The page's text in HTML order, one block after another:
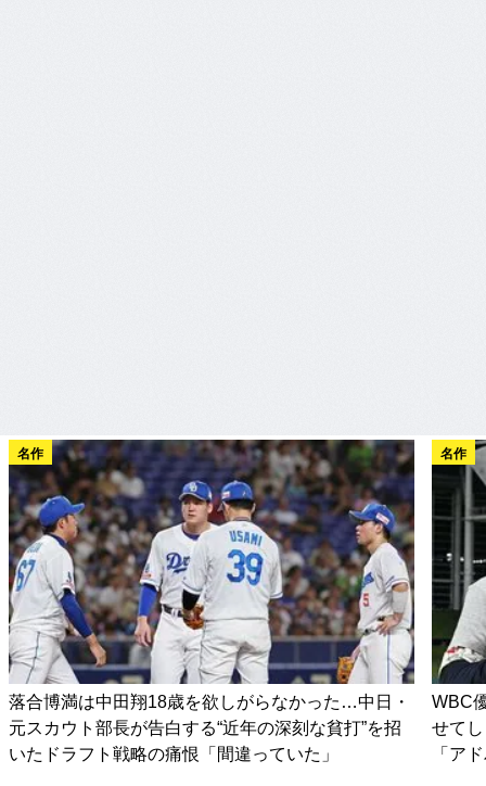
名作
落合博満は中田翔18歳を欲しがらなかった…中日・
元スカウト部長が告白する“近年の深刻な貧打”を招
いたドラフト戦略の痛恨「間違っていた」
名作
WBC
せて
「ア